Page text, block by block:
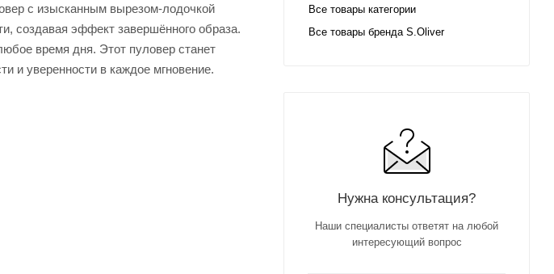
с изысканным вырезом-лодочкой
создавая эффект завершённого образа.
время дня. Этот пуловер станет
и уверенности в каждое мгновение.
Все товары категории
Все товары бренда S.Oliver
Нужна консультация?
Наши специалисты ответят на любой
интересующий вопрос